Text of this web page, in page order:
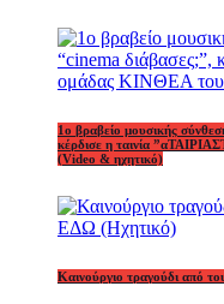
1o βραβείο μουσικής
κέρδισε η ταινία
(Video & ηχητικό)
Καινούργιο τραγούδι από